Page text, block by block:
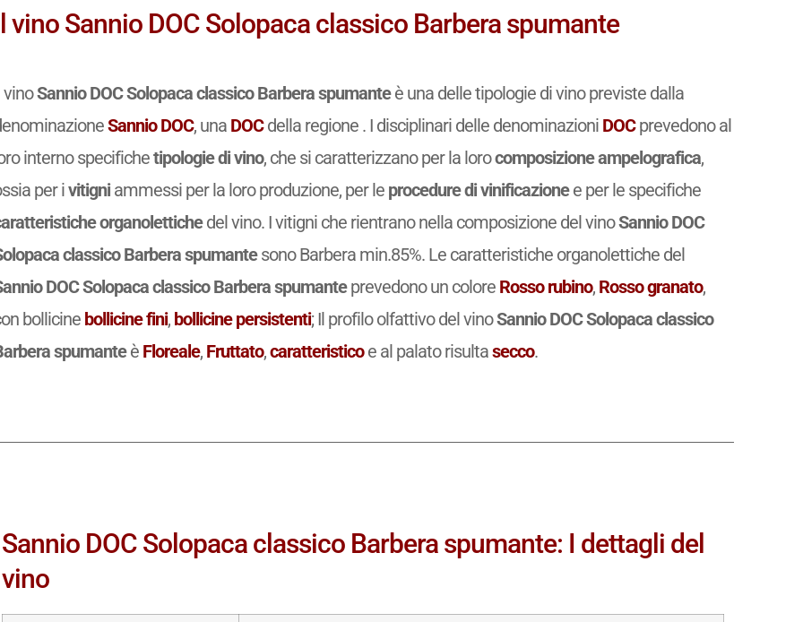
vino Sannio DOC Solopaca classico Barbera spumante
vinoSannio DOC Solopaca classico Barbera spumanteè una delle tipologie di vino previste dalla
Sannio DOC, una DOCdella regione . I disciplinari delle denominazioni DOCprevedono al
interno specifichetipologie di vino, che si caratterizzano per la lorocomposizione ampelografica,
per ivitigniammessi per la loro produzione, per le procedure di vinificazionee per le specifiche
organolettichedel vino. I vitigni che rientrano nella composizione del vinoSannio DOC
classico Barbera spumantesono Barbera min.85%. Le caratteristiche organolettiche del
DOC Solopaca classico Barbera spumanteprevedono un colore Rosso rubino, Rosso granato,
bollicine bollicine fini, bollicine persistenti; Il profilo olfattivo del vinoSannio DOC Solopaca classico
spumanteè Floreale, Fruttato,caratteristicoe al palato risultasecco.
Sannio DOC Solopaca classico Barbera spumante: I dettagli del
vino